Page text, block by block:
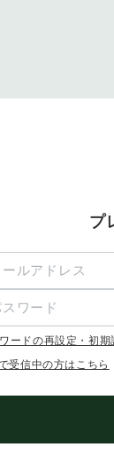
プ
ードの再設定・初期
受信中の方はこちら